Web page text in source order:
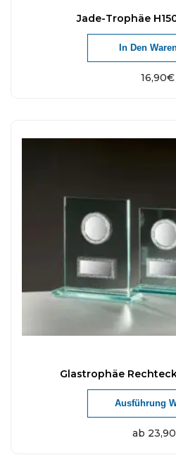
Jade-Trophäe
16,90€
In Den
Glastrophäe
ab 23,90
Ausführung